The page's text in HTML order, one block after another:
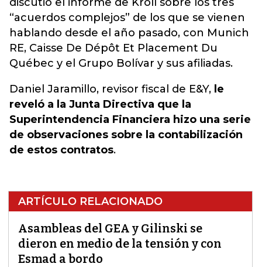
“acuerdos complejos” de los que se vienen
hablando desde el año pasado, con Munich
RE, Caisse De Dépôt Et Placement Du
Québec y el Grupo Bolívar y sus afiliadas.
Daniel Jaramillo, revisor fiscal de E&Y, le
reveló a la Junta Directiva que la
Superintendencia Financiera hizo una serie
de observaciones sobre la contabilización
de estos contratos.
ARTÍCULO RELACIONADO
Asambleas del GEA y Gilinski se
dieron en medio de la tensión y con
Esmad a bordo